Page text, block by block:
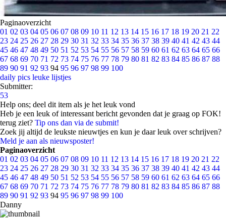
Paginaoverzicht
01 02 03 04 05 06 07 08 09 10 11 12 13 14 15 16 17 18 19 20 21 22
23 24 25 26 27 28 29 30 31 32 33 34 35 36 37 38 39 40 41 42 43 44
45 46 47 48 49 50 51 52 53 54 55 56 57 58 59 60 61 62 63 64 65 66
67 68 69 70 71 72 73 74 75 76 77 78 79 80 81 82 83 84 85 86 87 88
89 90 91 92 93 94 95 96 97 98 99 100
daily pics leuke lijstjes
Submitter:
53
Help ons; deel dit item als je het leuk vond
Heb je een leuk of interessant bericht gevonden dat je graag op FOK!
terug ziet? Tip ons dan via de submit!
Zoek jij altijd de leukste nieuwtjes en kun je daar leuk over schrijven?
Meld je aan als nieuwsposter!
Paginaoverzicht
01 02 03 04 05 06 07 08 09 10 11 12 13 14 15 16 17 18 19 20 21 22
23 24 25 26 27 28 29 30 31 32 33 34 35 36 37 38 39 40 41 42 43 44
45 46 47 48 49 50 51 52 53 54 55 56 57 58 59 60 61 62 63 64 65 66
67 68 69 70 71 72 73 74 75 76 77 78 79 80 81 82 83 84 85 86 87 88
89 90 91 92 93 94 95 96 97 98 99 100
Danny